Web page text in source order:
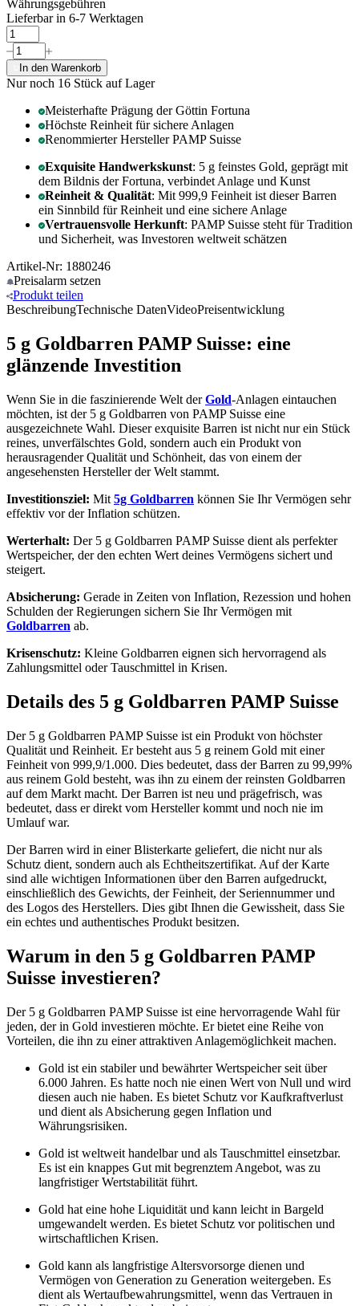
Währungsgebühren
Lieferbar in 6-7 Werktagen
In den Warenkorb
Nur noch 16 Stück auf Lager
Meisterhafte Prägung der Göttin Fortuna
Höchste Reinheit für sichere Anlagen
Renommierter Hersteller PAMP Suisse
Exquisite Handwerkskunst: 5 g feinstes Gold, geprägt mit
dem Bildnis der Fortuna, verbindet Anlage und Kunst
Reinheit & Qualität: Mit 999,9 Feinheit ist dieser Barren
ein Sinnbild für Reinheit und eine sichere Anlage
Vertrauensvolle Herkunft: PAMP Suisse steht für Tradition
und Sicherheit, was Investoren weltweit schätzen
Artikel-Nr: 1880246
Preisalarm setzen
Produkt teilen
BeschreibungTechnische DatenVideoPreisentwicklung
5 g Goldbarren PAMP Suisse: eine
glänzende Investition
Wenn Sie in die faszinierende Welt derGold-Anlagen eintauchen
möchten, ist der 5 g Goldbarren von PAMP Suisse eine
ausgezeichnete Wahl. Dieser exquisite Barren ist nicht nur ein Stück
reines, unverfälschtes Gold, sondern auch ein Produkt von
herausragender Qualität und Schönheit, das von einem der
angesehensten Hersteller der Welt stammt.
Investitionsziel: Mit 5g Goldbarren können Sie Ihr Vermögen sehr
effektiv vor der Inflation schützen.
Werterhalt: Der 5 g Goldbarren PAMP Suisse dient als perfekter
Wertspeicher, der den echten Wert deines Vermögens sichert und
steigert.
Absicherung: Gerade in Zeiten von Inflation, Rezession und hohen
Schulden der Regierungen sichern Sie Ihr Vermögen mit
Goldbarren ab.
Krisenschutz: Kleine Goldbarren eignen sich hervorragend als
Zahlungsmittel oder Tauschmittel in Krisen.
Details des 5 g Goldbarren PAMP Suisse
Der 5 g Goldbarren PAMP Suisse ist ein Produkt von höchster
Qualität und Reinheit. Er besteht aus 5 g reinem Gold mit einer
Feinheit von 999,9/1.000. Dies bedeutet, dass der Barren zu 99,99%
aus reinem Gold besteht, was ihn zu einem der reinsten Goldbarren
auf dem Markt macht. Der Barren ist neu und prägefrisch, was
bedeutet, dass er direkt vom Hersteller kommt und noch nie im
Umlauf war.
Der Barren wird in einer Blisterkarte geliefert, die nicht nur als
Schutz dient, sondern auch als Echtheitszertifikat. Auf der Karte
sind alle wichtigen Informationen über den Barren aufgedruckt,
einschließlich des Gewichts, der Feinheit, der Seriennummer und
des Logos des Herstellers. Dies gibt Ihnen die Gewissheit, dass Sie
ein echtes und authentisches Produkt besitzen.
Warum in den 5 g Goldbarren PAMP
Suisse investieren?
Der 5 g Goldbarren PAMP Suisse ist eine hervorragende Wahl für
jeden, der in Gold investieren möchte. Er bietet eine Reihe von
Vorteilen, die ihn zu einer attraktiven Anlagemöglichkeit machen.
Gold ist ein stabiler und bewährter Wertspeicher seit über
6.000 Jahren. Es hatte noch nie einen Wert von Null und wird
diesen auch nie haben. Es bietet Schutz vor Kaufkraftverlust
und dient als Absicherung gegen Inflation und
Währungsrisiken.
Gold ist weltweit handelbar und als Tauschmittel einsetzbar.
Es ist ein knappes Gut mit begrenztem Angebot, was zu
langfristiger Wertstabilität führt.
Gold hat eine hohe Liquidität und kann leicht in Bargeld
umgewandelt werden. Es bietet Schutz vor politischen und
wirtschaftlichen Krisen.
Gold kann als langfristige Altersvorsorge dienen und
Vermögen von Generation zu Generation weitergeben. Es
dient als Wertaufbewahrungsmittel, wenn das Vertrauen in